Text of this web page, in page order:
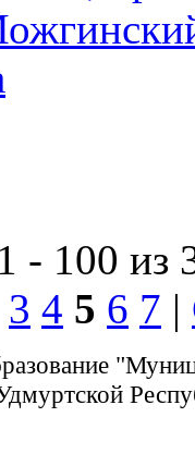
- 100 из
3 4 5 6 7 |